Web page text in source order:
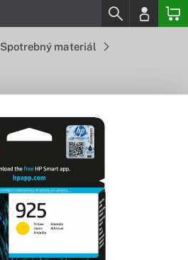
Spotrebný materiál